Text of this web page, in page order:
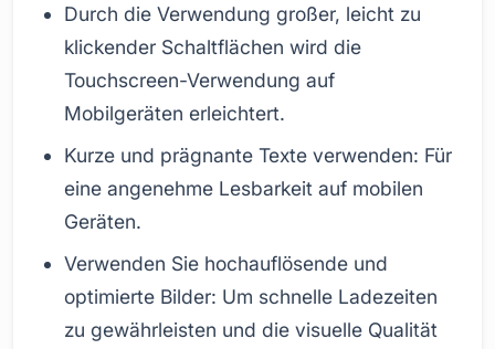
Durch die Verwendung großer, leicht zu
klickender Schaltflächen wird die
Touchscreen-Verwendung auf
Mobilgeräten erleichtert.
Kurze und prägnante Texte verwenden: Für
eine angenehme Lesbarkeit auf mobilen
Geräten.
Verwenden Sie hochauflösende und
optimierte Bilder: Um schnelle Ladezeiten
zu gewährleisten und die visuelle Qualität